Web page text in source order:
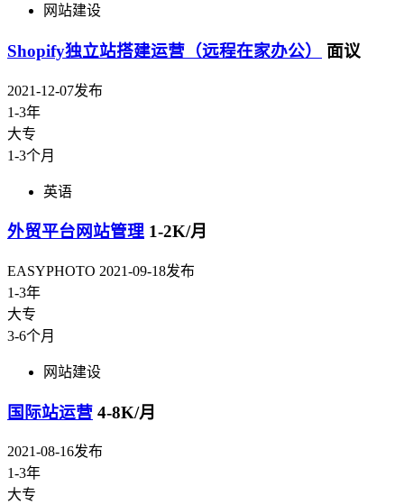
网站建设
Shopify独立站搭建运营（远程在家办公） 面议
2021-12-07发布
1-3年
大专
1-3个月
英语
外贸平台网站管理 1-2K/月
EASYPHOTO 2021-09-18发布
1-3年
大专
3-6个月
网站建设
国际站运营 4-8K/月
2021-08-16发布
1-3年
大专